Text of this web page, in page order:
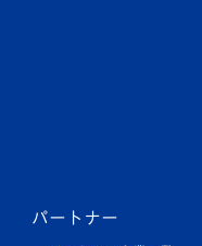
パートナー